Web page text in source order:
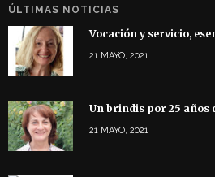
ÚLTIMAS NOTICIAS
Vocación y servicio,
21 MAYO, 2021
Un brindis por 25 años
21 MAYO, 2021